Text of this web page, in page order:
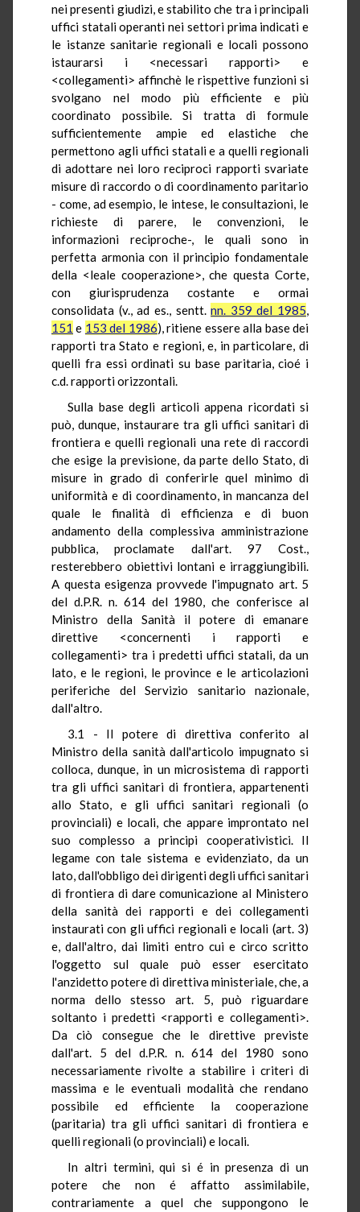
nei presenti giudizi, e stabilito che tra i principali
uffici statali operanti nei settori prima indicati e
le istanze sanitarie regionali e locali possono
istaurarsi i <necessari rapporti> e
<collegamenti> affinchè le rispettive funzioni si
svolgano nel modo più efficiente e più
coordinato possibile. Si tratta di formule
sufficientemente ampie ed elastiche che
permettono agli uffici statali e a quelli regionali
di adottare nei loro reciproci rapporti svariate
misure di raccordo o di coordinamento paritario
- come, ad esempio, le intese, le consultazioni, le
richieste di parere, le convenzioni, le
informazioni reciproche-, le quali sono in
perfetta armonia con il principio fondamentale
della <leale cooperazione>, che questa Corte,
con giurisprudenza costante e ormai
consolidata (v., ad es., sentt.nn. 359 del 1985,
151 e 153 del 1986), ritiene essere alla base dei
rapporti tra Stato e regioni, e, in particolare, di
quelli fra essi ordinati su base paritaria, cioé i
c.d. rapporti orizzontali.
Sulla base degli articoli appena ricordati si
può, dunque, instaurare tra gli uffici sanitari di
frontiera e quelli regionali una rete di raccordi
che esige la previsione, da parte dello Stato, di
misure in grado di conferirle quel minimo di
uniformità e di coordinamento, in mancanza del
quale le finalità di efficienza e di buon
andamento della complessiva amministrazione
pubblica, proclamate dall'art. 97 Cost.,
resterebbero obiettivi lontani e irraggiungibili.
A questa esigenza provvede l'impugnato art. 5
del d.P.R. n. 614 del 1980, che conferisce al
Ministro della Sanità il potere di emanare
direttive <concernenti i rapporti e
collegamenti> tra i predetti uffici statali, da un
lato, e le regioni, le province e le articolazioni
periferiche del Servizio sanitario nazionale,
dall'altro.
3.1 - Il potere di direttiva conferito al
Ministro della sanità dall'articolo impugnato si
colloca, dunque, in un microsistema di rapporti
tra gli uffici sanitari di frontiera, appartenenti
allo Stato, e gli uffici sanitari regionali (o
provinciali) e locali, che appare improntato nel
suo complesso a principi cooperativistici. Il
legame con tale sistema e evidenziato, da un
lato, dall'obbligo dei dirigenti degli uffici sanitari
di frontiera di dare comunicazione al Ministero
della sanità dei rapporti e dei collegamenti
instaurati con gli uffici regionali e locali (art. 3)
e, dall'altro, dai limiti entro cui e circo scritto
l'oggetto sul quale può esser esercitato
l'anzidetto potere di direttiva ministeriale, che, a
norma dello stesso art. 5, può riguardare
soltanto i predetti <rapporti e collegamenti>.
Da ciò consegue che le direttive previste
dall'art. 5 del d.P.R. n. 614 del 1980 sono
necessariamente rivolte a stabilire i criteri di
massima e le eventuali modalità che rendano
possibile ed efficiente la cooperazione
(paritaria) tra gli uffici sanitari di frontiera e
quelli regionali (o provinciali) e locali.
In altri termini, qui si é in presenza di un
potere che non é affatto assimilabile,
contrariamente a quel che suppongono le